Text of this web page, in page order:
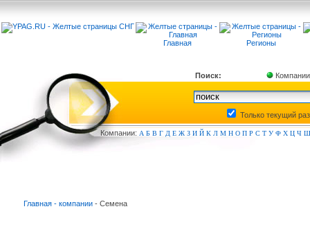
Главная Регионы
Поиск: Компании
Только текущий
Компании: А Б В Г Д Е Ж З И Й К Л М Н О П Р С Т У Ф Х Ц Ч Ш
Главная - компании - Семена